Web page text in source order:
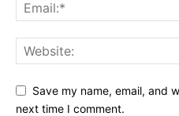
Save my name, email, and
next time I comment.